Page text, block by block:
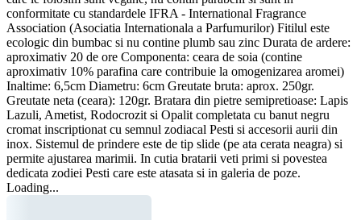
conformitate cu standardele IFRA - International Fragrance
Association (Asociatia Internationala a Parfumurilor) Fitilul este
ecologic din bumbac si nu contine plumb sau zinc Durata de ardere:
aproximativ 20 de ore Componenta: ceara de soia (contine
aproximativ 10% parafina care contribuie la omogenizarea aromei)
Inaltime: 6,5cm Diametru: 6cm Greutate bruta: aprox. 250gr.
Greutate neta (ceara): 120gr. Bratara din pietre semipretioase: Lapis
Lazuli, Ametist, Rodocrozit si Opalit completata cu banut negru
cromat inscriptionat cu semnul zodiacal Pesti si accesorii aurii din
inox. Sistemul de prindere este de tip slide (pe ata cerata neagra) si
permite ajustarea marimii. In cutia bratarii veti primi si povestea
dedicata zodiei Pesti care este atasata si in galeria de poze.
Loading...